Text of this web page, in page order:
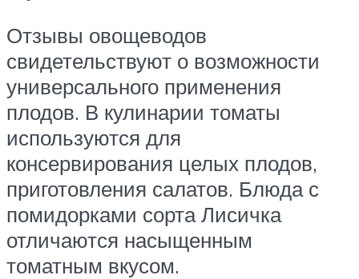
Отзывы овощеводов
свидетельствуют о возможности
универсального применения
плодов. В кулинарии томаты
используются для
консервирования целых плодов,
приготовления салатов. Блюда с
помидорками сорта Лисичка
отличаются насыщенным
томатным вкусом.